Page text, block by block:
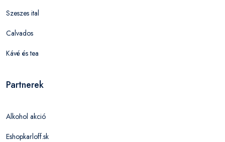
Szeszes ital
Calvados
Kávé és tea
Partnerek
Alkohol akció
Eshopkarloff.sk